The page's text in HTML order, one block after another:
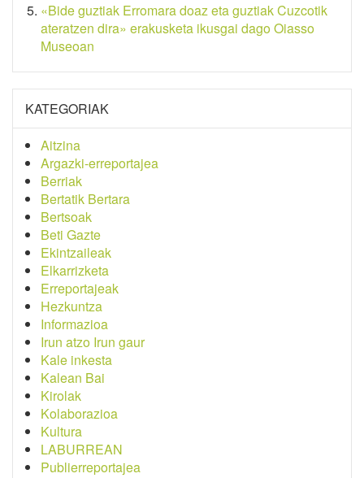
«Bide guztiak Erromara doaz eta guztiak Cuzcotik
ateratzen dira» erakusketa ikusgai dago Oiasso
Museoan
KATEGORIAK
Aitzina
Argazki-erreportajea
Berriak
Bertatik Bertara
Bertsoak
Beti Gazte
Ekintzaileak
Elkarrizketa
Erreportajeak
Hezkuntza
Informazioa
Irun atzo Irun gaur
Kale inkesta
Kalean Bai
Kirolak
Kolaborazioa
Kultura
LABURREAN
Publierreportajea